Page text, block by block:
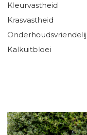
Kleurvastheid
Krasvastheid
Kalkuitbloei